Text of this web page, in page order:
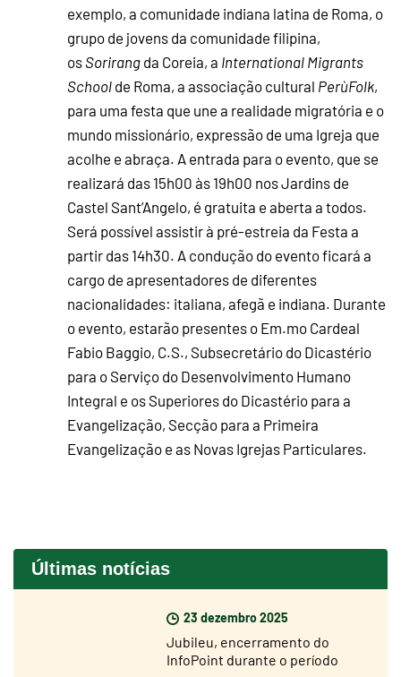
exemplo, a comunidade indiana latina de Roma, o
grupo de jovens da comunidade filipina,
osSorirangda Coreia, a International Migrants
Schoolde Roma, a associação cultural PerùFolk,
para uma festa que une a realidade migratória e o
mundo missionário, expressão de uma Igreja que
acolhe e abraça. A entrada para o evento, que se
realizará das 15h00 às 19h00 nos Jardins de
Castel Sant’Angelo, é gratuita e aberta a todos.
Será possível assistir à pré-estreia da Festa a
partir das 14h30. A condução do evento ficará a
cargo de apresentadores de diferentes
nacionalidades: italiana, afegã e indiana. Durante
o evento, estarão presentes o Em.mo Cardeal
Fabio Baggio, C.S., Subsecretário do Dicastério
para o Serviço do Desenvolvimento Humano
Integral e os Superiores do Dicastério para a
Evangelização, Secção para a Primeira
Evangelização e as Novas Igrejas Particulares.
Últimas notícias
23 dezembro 2025
Jubileu, encerramento do
InfoPoint durante o período